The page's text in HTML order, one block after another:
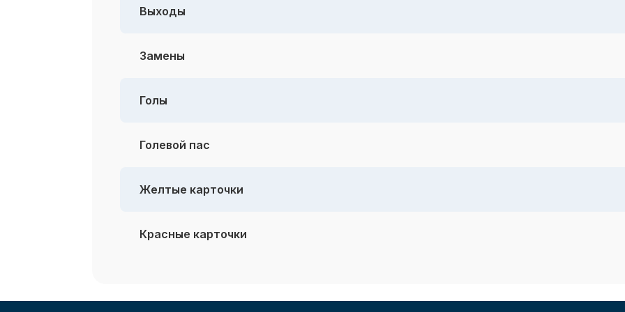
Выходы
Замены
Голы
Голевой пас
Желтые карточки
Красные карточки